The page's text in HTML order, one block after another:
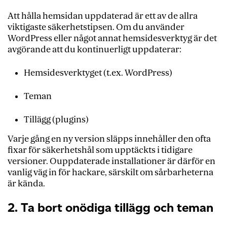
Att hålla hemsidan uppdaterad är ett av de allra
viktigaste säkerhetstipsen. Om du använder
WordPress eller något annat hemsidesverktyg är det
avgörande att du kontinuerligt uppdaterar:
Hemsidesverktyget (t.ex. WordPress)
Teman
Tillägg (plugins)
Varje gång en ny version släpps innehåller den ofta
fixar för säkerhetshål som upptäckts i tidigare
versioner. Ouppdaterade installationer är därför en
vanlig väg in för hackare, särskilt om sårbarheterna
är kända.
2. Ta bort onödiga tillägg och teman